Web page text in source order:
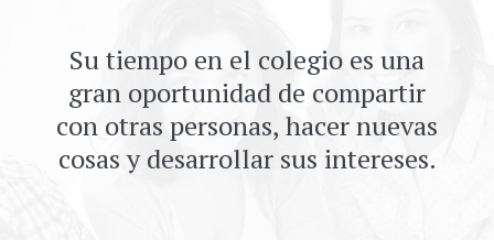
Su tiempo en el colegio es una
gran oportunidad de compartir
con otras personas, hacer nuevas
cosas y desarrollar sus intereses.